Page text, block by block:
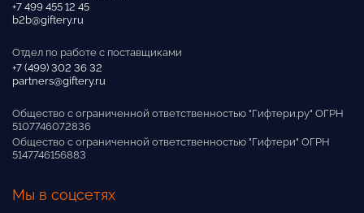
+7 499 455 12 45
b2b@giftery.ru
Отдел по работе с поставщиками
+7 (499) 302 36 32
partners@giftery.ru
Общество с ограниченной ответственностью "Гифтери.ру" ОГРН
5107746072836
Общество с ограниченной ответственностью "Гифтери" ОГРН
5147746156883
Мы в соцсетях